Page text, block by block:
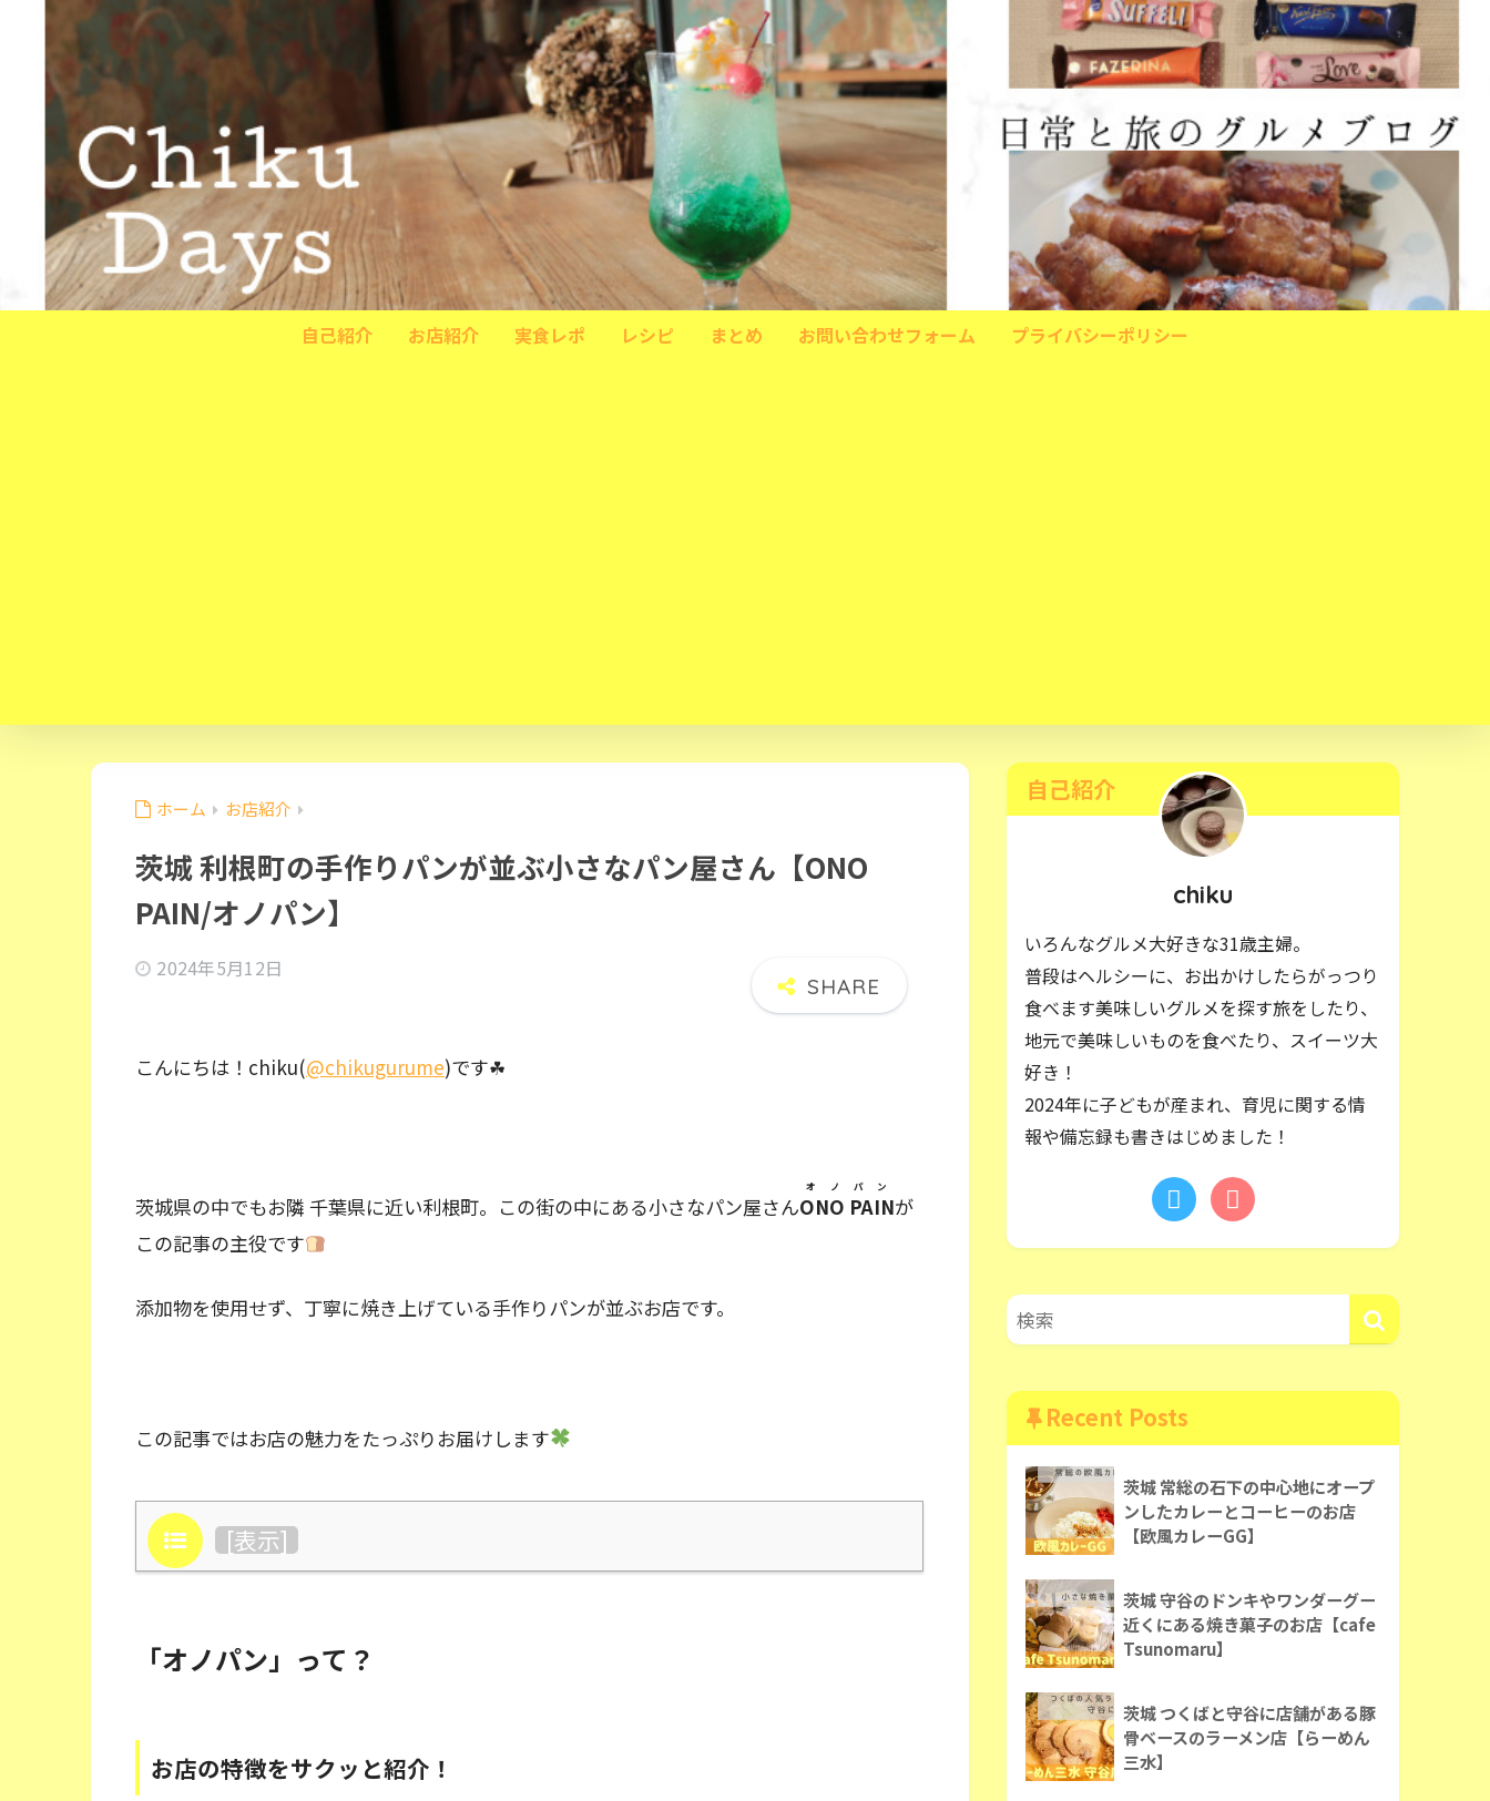
自己紹介 お店紹介 実食レポ レシピ まとめ お問い合わせフォーム プライバシーポリシー
ホーム お店紹介
茨城 利根町の手作りパンが並ぶ小さなパン屋さん【ONO
PAIN/オノパン】
2024年5月12日
こんにちは！chiku(@chikugurume)です☘
茨城県の中でもお隣 千葉県に近い利根町。この街の中にある小さなパン屋さんONO PAIN
オノパン
が
この記事の主役です
添加物を使用せず、丁寧に焼き上げている手作りパンが並ぶお店です。
この記事ではお店の魅力をたっぷりお届けします
目次 [表示]
「オノパン」って？
お店の特徴をサクッと紹介！
自己紹介
chiku
いろんなグルメ大好きな31歳主婦。
普段はヘルシーに、お出かけしたらがっつり
食べます美味しいグルメを探す旅をしたり、
地元で美味しいものを食べたり、スイーツ大
好き！
2024年に子どもが産まれ、育児に関する情
報や備忘録も書きはじめました！
Recent Posts
茨城 常総の石下の中心地にオープ
ンしたカレーとコーヒーのお店
【欧風カレーGG】
茨城 守谷のドンキやワンダーグー
近くにある焼き菓子のお店【cafe
Tsunomaru】
茨城 つくばと守谷に店舗がある豚
骨ベースのラーメン店【らーめん
三水】